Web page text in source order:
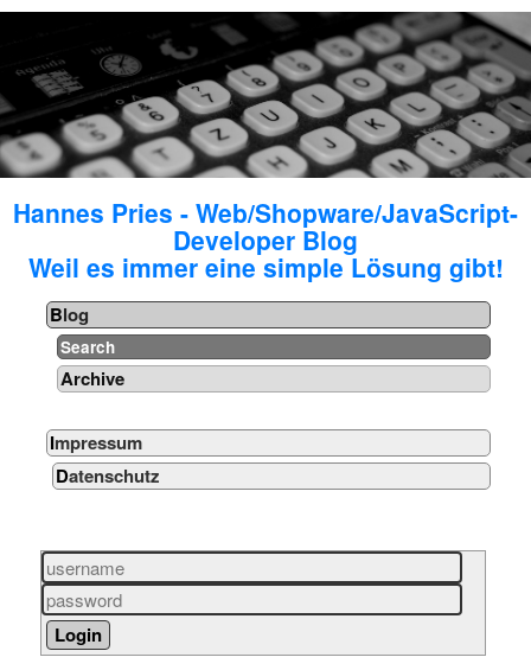
Hannes Pries - Web/Shopware/JavaScript-
Developer Blog
Weil es immer eine simple Lösung gibt!
Blog
Search
Archive
Impressum
Datenschutz